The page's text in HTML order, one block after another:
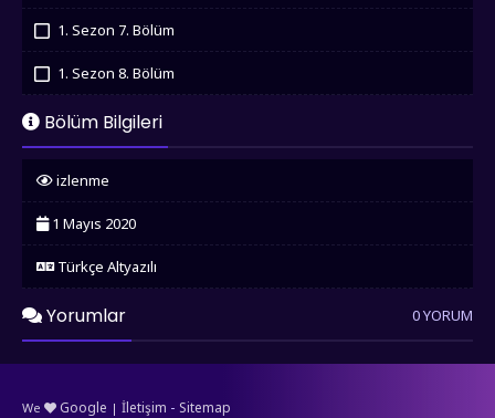
1. Sezon 7. Bölüm
1. Sezon 8. Bölüm
İzledim
1. Sezon 9. Bölüm
İzledim
Bölüm Bilgileri
izlenme
1 Mayıs 2020
Türkçe Altyazılı
Yorumlar 0 YORUM
We Google | İletişim - Sitemap